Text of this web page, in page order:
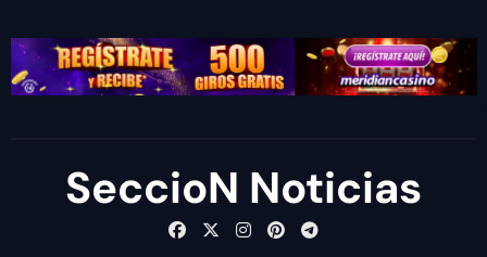
SeccioN Noticias